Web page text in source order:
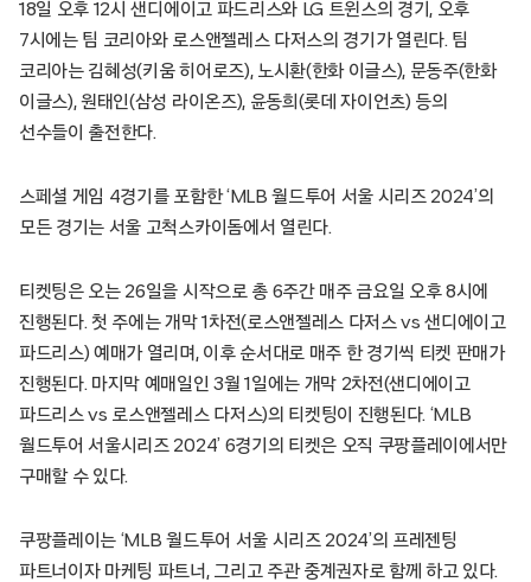
18일 오후 12시 샌디에이고 파드리스와 LG 트윈스의 경기, 오후
7시에는 팀 코리아와 로스앤젤레스 다저스의 경기가 열린다. 팀
코리아는 김혜성(키움 히어로즈), 노시환(한화 이글스), 문동주(한화
이글스), 원태인(삼성 라이온즈), 윤동희(롯데 자이언츠) 등의
선수들이 출전한다.
스페셜 게임 4경기를 포함한 ‘MLB 월드투어 서울 시리즈 2024’의
모든 경기는 서울 고척스카이돔에서 열린다.
티켓팅은 오는 26일을 시작으로 총 6주간 매주 금요일 오후 8시에
진행된다. 첫 주에는 개막 1차전(로스앤젤레스 다저스 vs 샌디에이고
파드리스) 예매가 열리며, 이후 순서대로 매주 한 경기씩 티켓 판매가
진행된다. 마지막 예매일인 3월 1일에는 개막 2차전(샌디에이고
파드리스 vs 로스앤젤레스 다저스)의 티켓팅이 진행된다. ‘MLB
월드투어 서울시리즈 2024’ 6경기의 티켓은 오직 쿠팡플레이에서만
구매할 수 있다.
쿠팡플레이는 ‘MLB 월드투어 서울 시리즈 2024’의 프레젠팅
파트너이자 마케팅 파트너, 그리고 주관 중계권자로 함께 하고 있다.